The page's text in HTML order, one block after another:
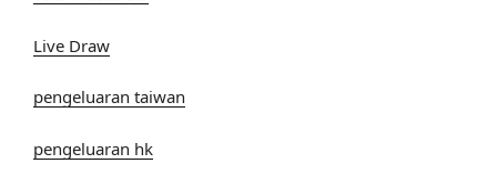
Live Draw
pengeluaran taiwan
pengeluaran hk